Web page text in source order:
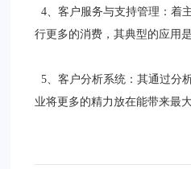
4、客户服务与支持管理：着
行更多的消费，其典型的应用
5、客户分析系统：其通过分
业将更多的精力放在能带来最